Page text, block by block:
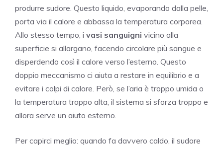
produrre sudore. Questo liquido, evaporando dalla pelle,
porta via il calore e abbassa la temperatura corporea.
Allo stesso tempo, i vasi sanguigni vicino alla
superficie si allargano, facendo circolare più sangue e
disperdendo così il calore verso l’esterno. Questo
doppio meccanismo ci aiuta a restare in equilibrio e a
evitare i colpi di calore. Però, se l’aria è troppo umida o
la temperatura troppo alta, il sistema si sforza troppo e
allora serve un aiuto esterno.
Per capirci meglio: quando fa davvero caldo, il sudore